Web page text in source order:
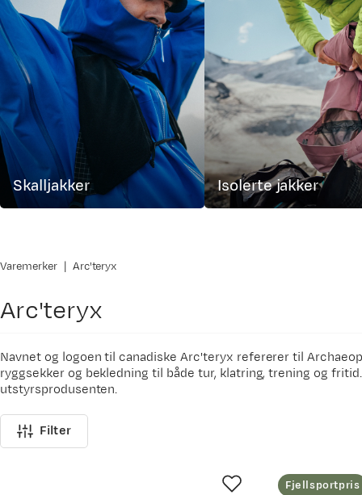
Skalljakker Isolerte jakker
Varemerker Arc'teryx
Arc'teryx
Navnet og logoen til canadiske Arc'teryx refererer til
ryggsekker og bekledning til både tur, klatring, trening og
utstyrsprodusenten.
Arc'teryx har i de siste årene lansert anmarsjsko med stor
står på ønskelisten til mange. Ryggsekkene i Altra-serien
For å forstå mer av Arc'teryx sitt navnesystem har
Filter
Fjellsportpris